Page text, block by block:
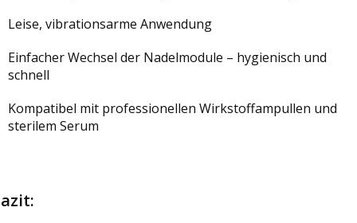
Leise, vibrationsarme Anwendung
Einfacher Wechsel der Nadelmodule – hygienisch und
schnell
Kompatibel mit professionellen Wirkstoffampullen und
sterilem Serum